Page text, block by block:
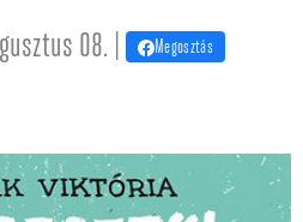
08. | Megosztás